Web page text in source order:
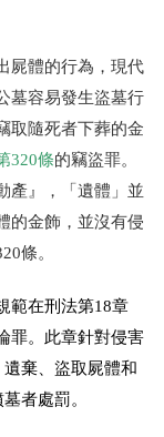
屍體的行為，現代
墓容易發生盜墓行
取隨死者下葬的金
320條的竊盜罪。
產』，「遺體」並
的金飾，並沒有侵
條。
範在刑法第18章
罪。此章針對侵害
遺棄、盜取屍體和
者處罰。